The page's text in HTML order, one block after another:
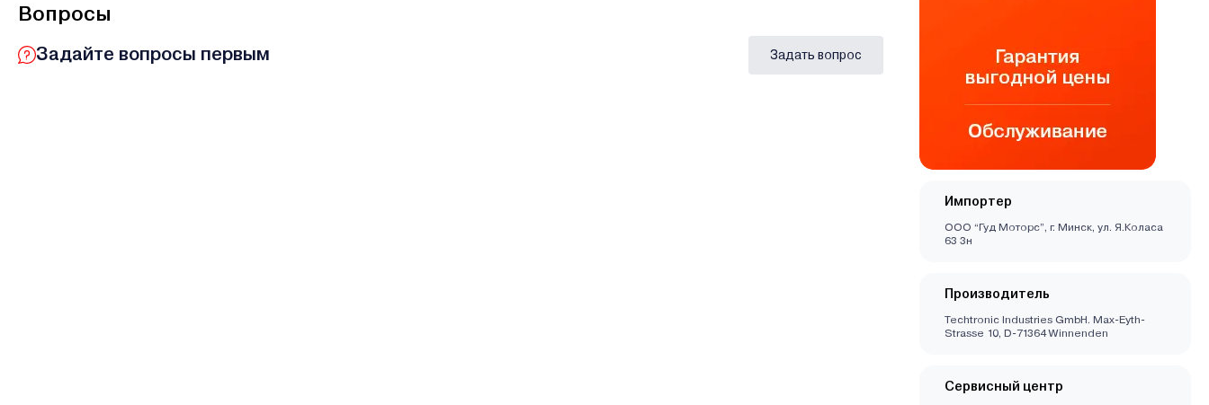
Вопросы
Задайте вопросы первым Задать вопрос
Импортер
ООО “Гуд Моторс”, г. Минск, ул. Я.Коласа
63 3н
Производитель
Techtronic Industries GmbH. Max-Eyth-
Strasse 10, D-71364 Winnenden
Сервисный центр